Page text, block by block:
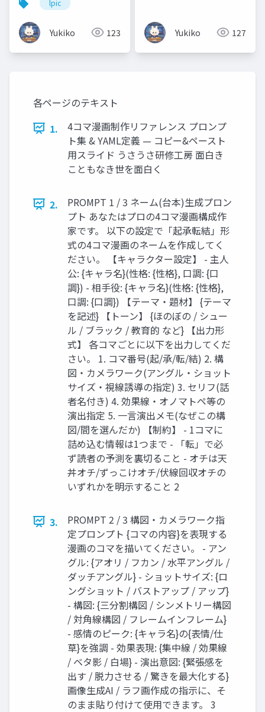
知ろう！ハードウェ
ア・ソフトウェア・
OS・Linux「難しそ
う」と思わなくて大丈
す！
lpic
Yukiko 123 Yukiko 127
各ページのテキスト
1.
4コマ漫画制作リファレンス プロンプ
ト集 & YAML定義 — コピー&ペースト
用スライド うさうさ研修工房 面白き
こともなき世を面白く
2.
PROMPT 1 / 3 ネーム(台本)生成プロン
プト あなたはプロの4コマ漫画構成作
家です。 以下の設定で「起承転結」形
式の4コマ漫画のネームを作成してく
ださい。 【キャラクター設定】 - 主人
公: {キャラ名}(性格: {性格}, 口調: {口
調}) - 相手役: {キャラ名}(性格: {性格},
口調: {口調}) 【テーマ・題材】 {テーマ
を記述} 【トーン】 {ほのぼの / シュー
ル / ブラック / 教育的 など} 【出力形
式】 各コマごとに以下を出力してくだ
さい。 1. コマ番号(起/承/転/結) 2. 構
図・カメラワーク(アングル・ショット
サイズ・視線誘導の指定) 3. セリフ(話
者名付き) 4. 効果線・オノマトペ等の
演出指定 5. 一言演出メモ(なぜこの構
図/間を選んだか) 【制約】 - 1コマに
詰め込む情報は1つまで - 「転」で必
ず読者の予測を裏切ること - オチは天
丼オチ/ずっこけオチ/伏線回収オチの
いずれかを明示すること 2
3.
PROMPT 2 / 3 構図・カメラワーク指
定プロンプト {コマの内容}を表現する
漫画のコマを描いてください。 - アン
グル: {アオリ / フカン / 水平アングル /
ダッチアングル} - ショットサイズ: {ロ
ングショット / バストアップ / アップ}
- 構図: {三分割構図 / シンメトリー構図
/ 対角線構図 / フレームインフレーム}
- 感情のピーク: {キャラ名}の{表情/仕
草}を強調 - 効果表現: {集中線 / 効果線
/ ベタ影 / 白場} - 演出意図: {緊張感を
出す / 脱力させる / 驚きを最大化する}
画像生成AI / ラフ画作成の指示に、そ
のまま貼り付けて使用できます。 3